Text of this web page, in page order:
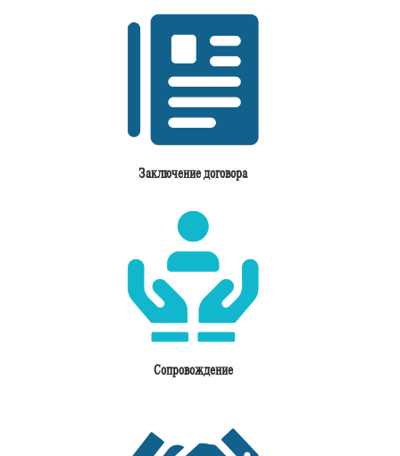
Заключение договора
Сопровождение